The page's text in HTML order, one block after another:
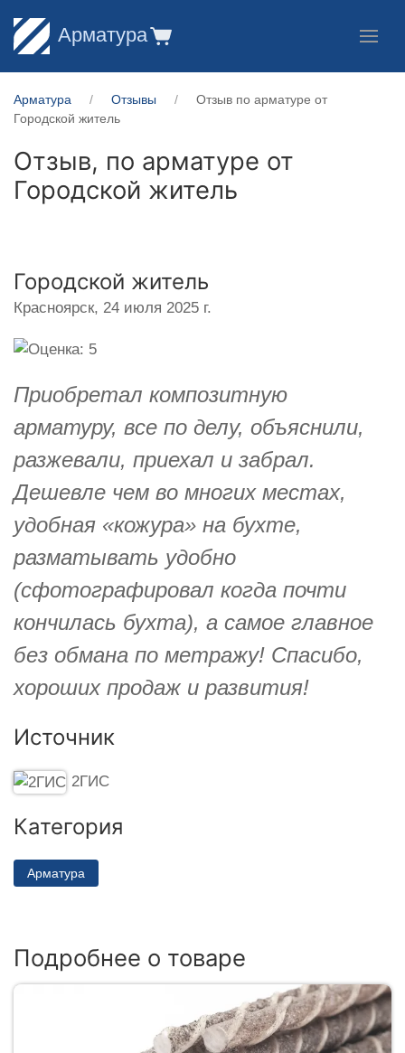
Арматура
Арматура Отзывы
Отзыв по арматуре от
Городской житель
Отзыв, по арматуре от
Городской житель
Городской житель
Красноярск, 24 июля 2025 г.
Приобретал композитную
арматуру, все по делу, объяснили,
разжевали, приехал и забрал.
Дешевле чем во многих местах,
удобная «кожура» на бухте,
разматывать удобно
(сфотографировал когда почти
кончилась бухта), а самое главное
без обмана по метражу! Спасибо,
хороших продаж и развития!
Источник
2ГИС
Категория
Арматура
Подробнее о товаре